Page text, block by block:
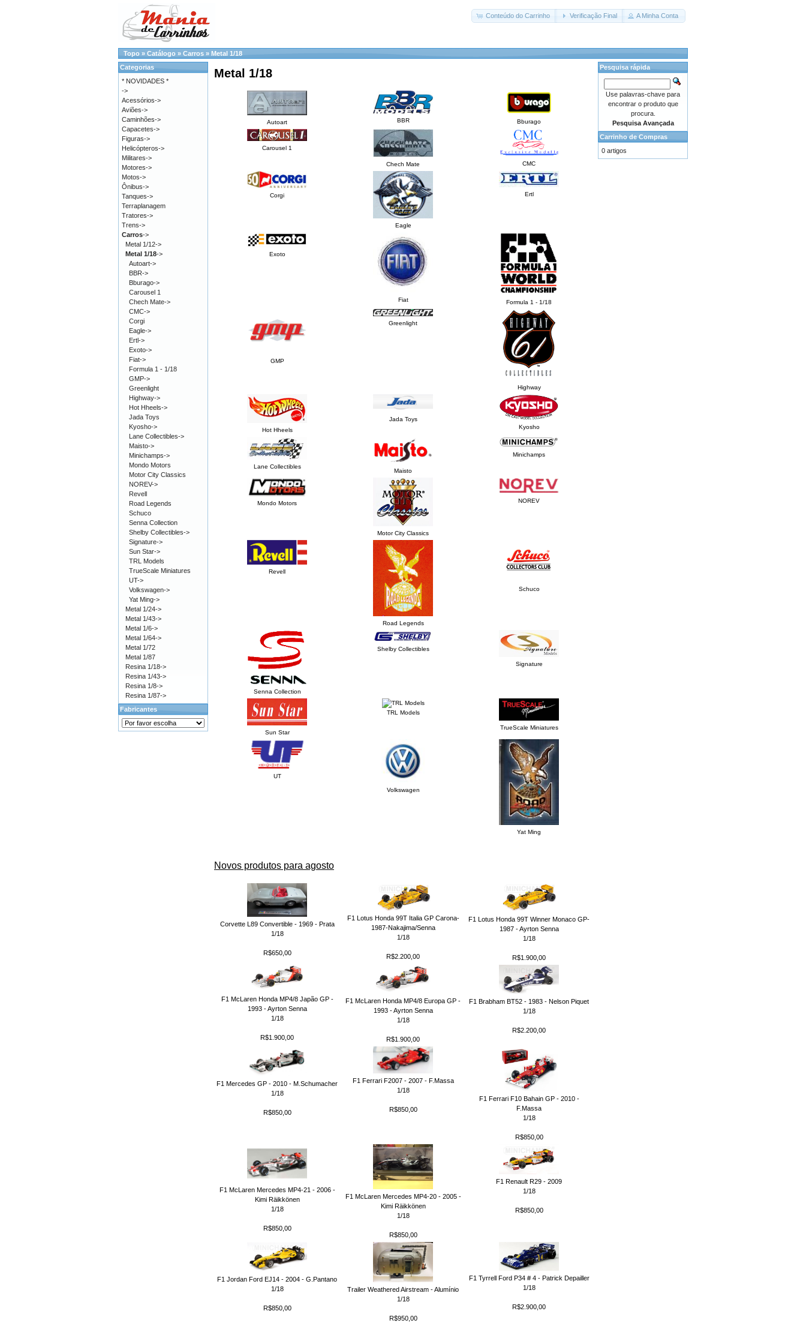
Conteúdo do Carrinho Verificação Final A Minha Conta
Topo » Catálogo » Carros » Metal 1/18
Metal 1/18
Autoart BBR Bburago
Carousel 1
Chech Mate CMC
Corgi
Eagle
Ertl
Exoto
Fiat Formula 1 - 1/18
GMP
Greenlight
Highway
Hot Hheels
Jada Toys
Kyosho
Lane Collectibles
Maisto
Minichamps
Mondo Motors
Motor City Classics
NOREV
Revell
Road Legends
Schuco
Senna Collection
Shelby Collectibles
Signature
Sun Star
TRL Models
TrueScale Miniatures
UT
Volkswagen
Yat Ming
Novos produtos para agosto
Corvette L89 Convertible - 1969 - Prata
1/18
R$650,00
F1 Lotus Honda 99T Italia GP Carona-
1987-Nakajima/Senna
1/18
R$2.200,00
F1 Lotus Honda 99T Winner Monaco GP-
1987 - Ayrton Senna
1/18
R$1.900,00
F1 McLaren Honda MP4/8 Japão GP -
1993 - Ayrton Senna
1/18
R$1.900,00
F1 McLaren Honda MP4/8 Europa GP -
1993 - Ayrton Senna
1/18
R$1.900,00
F1 Brabham BT52 - 1983 - Nelson Piquet
1/18
R$2.200,00
F1 Mercedes GP - 2010 - M.Schumacher
1/18
R$850,00
F1 Ferrari F2007 - 2007 - F.Massa
1/18
R$850,00
F1 Ferrari F10 Bahain GP - 2010 -
F.Massa
1/18
R$850,00
F1 McLaren Mercedes MP4-21 - 2006 -
Kimi Räikkönen
1/18
R$850,00
F1 McLaren Mercedes MP4-20 - 2005 -
Kimi Räikkönen
1/18
R$850,00
F1 Renault R29 - 2009
1/18
R$850,00
F1 Jordan Ford EJ14 - 2004 - G.Pantano
1/18
R$850,00
Trailer Weathered Airstream - Alumínio
1/18
R$950,00
F1 Tyrrell Ford P34 # 4 - Patrick Depailler
1/18
R$2.900,00
Categorias
* NOVIDADES *
->
Acessórios->
Aviões->
Caminhões->
Capacetes->
Figuras->
Helicópteros->
Militares->
Motores->
Motos->
Ônibus->
Tanques->
Terraplanagem
Tratores->
Trens->
Carros->
Metal 1/12->
Metal 1/18->
Autoart->
BBR->
Bburago->
Carousel 1
Chech Mate->
CMC->
Corgi
Eagle->
Ertl->
Exoto->
Fiat->
Formula 1 - 1/18
GMP->
Greenlight
Highway->
Hot Hheels->
Jada Toys
Kyosho->
Lane Collectibles->
Maisto->
Minichamps->
Mondo Motors
Motor City Classics
NOREV->
Revell
Road Legends
Schuco
Senna Collection
Shelby Collectibles->
Signature->
Sun Star->
TRL Models
TrueScale Miniatures
UT->
Volkswagen->
Yat Ming->
Metal 1/24->
Metal 1/43->
Metal 1/6->
Metal 1/64->
Metal 1/72
Metal 1/87
Resina 1/18->
Resina 1/43->
Resina 1/8->
Resina 1/87->
Fabricantes
Pesquisa rápida
Use palavras-chave para
encontrar o produto que
procura.
Pesquisa Avançada
Carrinho de Compras
0 artigos